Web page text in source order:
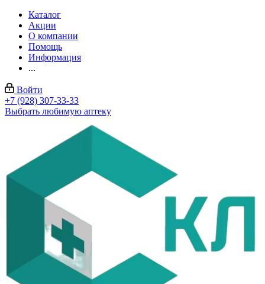
Каталог
Акции
О компании
Помощь
Информация
...
Войти
+7 (928) 307-33-33
Выбрать любимую аптеку